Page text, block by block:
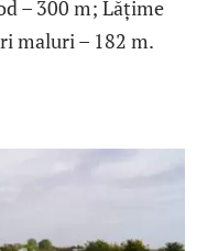
– 300 m; Lățime
maluri – 182 m.